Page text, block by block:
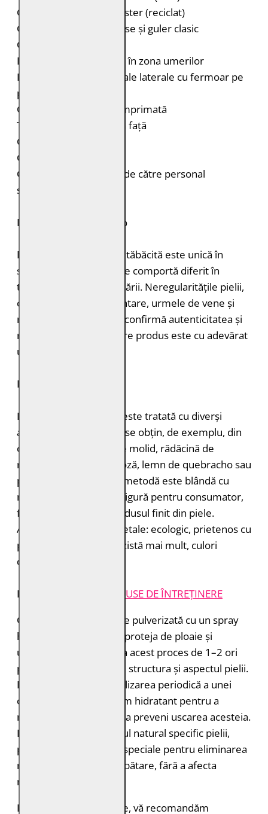
Căptușeală: 100% poliester (reciclat)
Cămașă de piele cu capse și guler clasic
Cusături decorative
Inserții de piele elastică în zona umerilor
Două buzunare orizontale laterale cu fermoar pe
piept
Căptușeală interioară imprimată
Tiv rotunjit în partea din față
Capse la mâneci
Croială: Slim Fit
Curățare: Spălare doar de către personal
specializat
PIELE NATURALĂ: 100%
Fiecare bucată de piele tăbăcită este unică în
structură, grosimea și se comportă diferit în
timpul vopsirii și procesării. Neregularitățile pielii,
cum ar fi petele pigmentare, urmele de vene și
mușcăturile de insecte confirmă autenticitatea și
naturalețea pielii. Fiecare produs este cu adevărat
unic.
DURABILITATE
Pielea tăbăcită vegetal este tratată cu diverși
agenți de tăbăcire care se obțin, de exemplu, din
coajă de stejar, coajă de molid, rădăcină de
rubarbă, coajă de mimoză, lemn de quebracho sau
păstăi de tara. Această metodă este blândă cu
mediul înconjurător și sigură pentru consumator,
fără a lăsa toxine în produsul finit din piele.
Avantajele tăbăcirii vegetale: ecologic, prietenos cu
pielea, miros plăcut, rezistă mai mult, culori
deosebite.
INSTRUCȚIUNI ȘI
PRODUSE DE ÎNTREȚINERE
Cămașa de piele trebuie pulverizată cu un spray
hidroizolant pentru a o proteja de ploaie și
umiditate. Puteți repeta acest proces de 1–2 ori
pe an pentru a menține structura și aspectul pielii.
Este recomandată și utilizarea periodică a unei
creme sau a unui balsam hidratant pentru a
menține pielea suplă și a preveni uscarea acesteia.
Dacă nu vă place mirosul natural specific pielii,
puteți folosi sprayurile speciale pentru eliminarea
mirosurilor și reîmprospătare, fără a afecta
materialul.
Pentru rezultate optime, vă recomandăm